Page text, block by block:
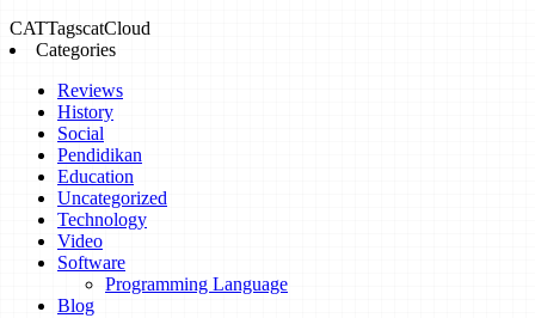
CATTagscatCloud
Categories
Reviews
History
Social
Pendidikan
Education
Uncategorized
Technology
Video
Software
Programming Language
Blog